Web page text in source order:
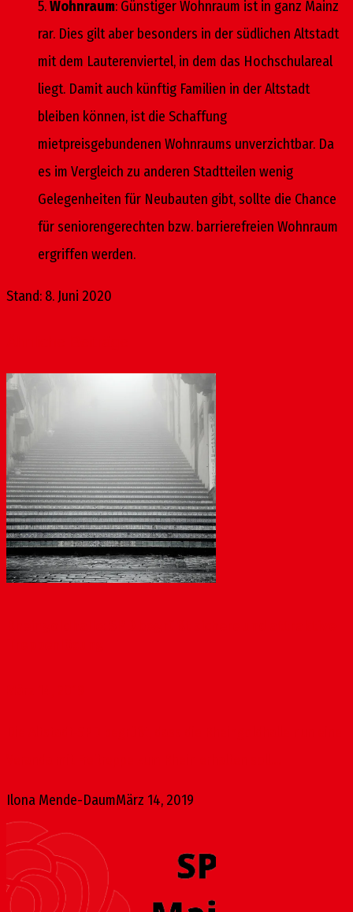
5.Wohnraum: Günstiger Wohnraum ist in ganz Mainz
rar. Dies gilt aber besonders in der südlichen Altstadt
mit dem Lauterenviertel, in dem das Hochschulareal
liegt. Damit auch künftig Familien in der Altstadt
bleiben können, ist die Schaffung
mietpreisgebundenen Wohnraums unverzichtbar. Da
es im Vergleich zu anderen Stadtteilen wenig
Gelegenheiten für Neubauten gibt, sollte die Chance
für seniorengerechten bzw. barrierefreien Wohnraum
ergriffen werden.
Stand: 8. Juni 2020
Ilona Mende-DaumMärz 14, 2019